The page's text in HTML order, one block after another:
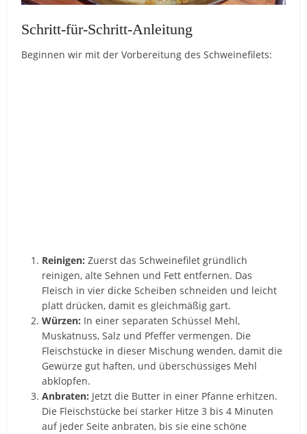
Schritt-für-Schritt-Anleitung
Beginnen wir mit der Vorbereitung des Schweinefilets:
Reinigen: Zuerst das Schweinefilet gründlich
reinigen, alte Sehnen und Fett entfernen. Das
Fleisch in vier dicke Scheiben schneiden und leicht
platt drücken, damit es gleichmäßig gart.
Würzen: In einer separaten Schüssel Mehl,
Muskatnuss, Salz und Pfeffer vermengen. Die
Fleischstücke in dieser Mischung wenden, damit die
Gewürze gut haften, und überschüssiges Mehl
abklopfen.
Anbraten: Jetzt die Butter in einer Pfanne erhitzen.
Die Fleischstücke bei starker Hitze 3 bis 4 Minuten
auf jeder Seite anbraten, bis sie eine schöne